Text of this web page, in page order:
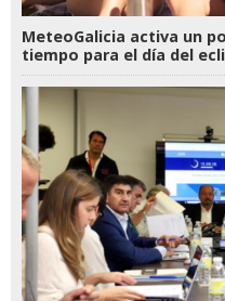
MeteoGalicia activa un
tiempo para el día del